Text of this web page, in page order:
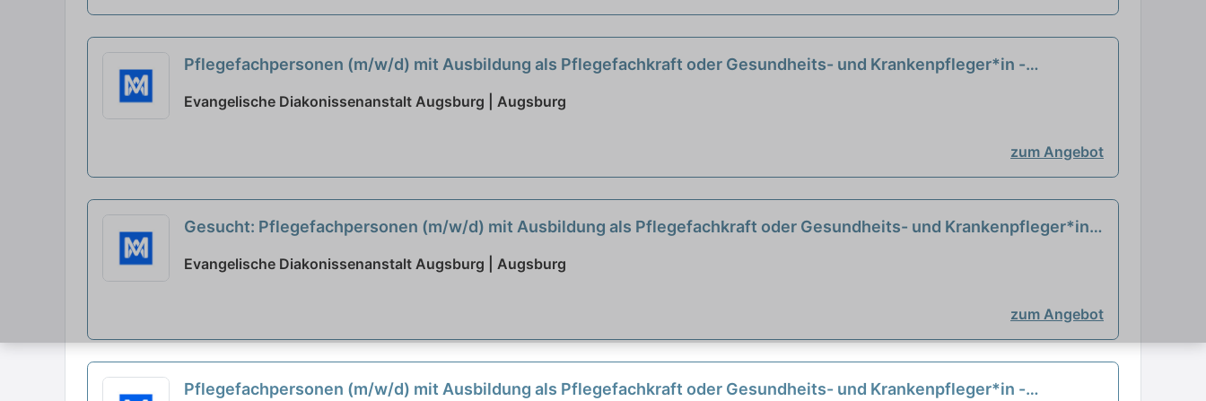
Pflegefachpersonen (m/w/d) mit Ausbildung als Pflegefachkraft oder Gesundheits- und Krankenpfleger*in -
Evangelische Diakonissenanstalt Augsburg | Augsburg
zum Angebot
Gesucht: Pflegefachpersonen (m/w/d) mit Ausbildung als Pflegefachkraft oder Gesundheits- und Krankenpfleger*in
Evangelische Diakonissenanstalt Augsburg | Augsburg
zum Angebot
Pflegefachpersonen (m/w/d) mit Ausbildung als Pflegefachkraft oder Gesundheits- und Krankenpfleger*in -